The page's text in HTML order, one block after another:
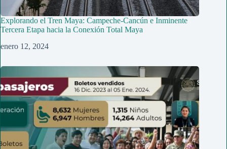
Explorando el Tren Maya: Campeche-Cancún e Inminente
Tercera Etapa hacia la Conexión Total Maya
enero 12, 2024